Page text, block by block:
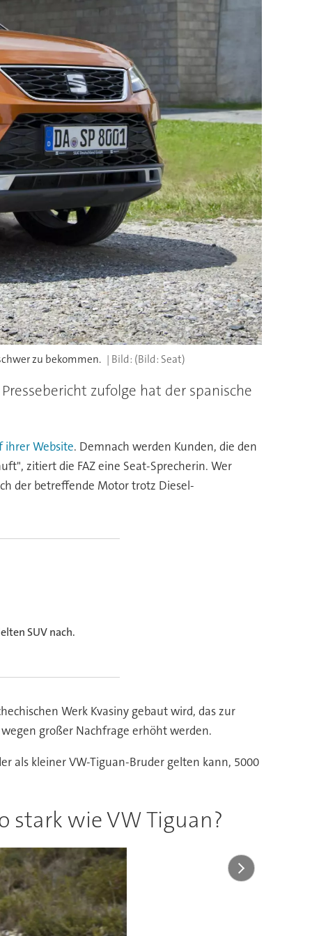
zu bekommen. (Bild: Seat)
zufolge hat der spanische
Website. Demnach werden Kunden, die den
zitiert die FAZ eine Seat-Sprecherin. Wer
der betreffende Motor trotz Diesel-
SUV nach.
Werk Kvasiny gebaut wird, das zur
großer Nachfrage erhöht werden.
als kleiner VW-Tiguan-Bruder gelten kann, 5000
stark wie VW Tiguan?